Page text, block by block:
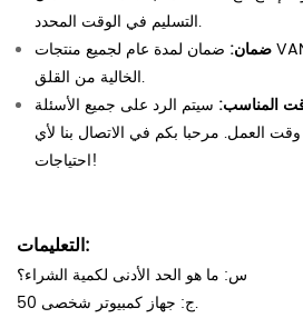
التسليم في الوقت المحدد.
ضمان: ضمان لمدة عام لجميع منتجات VANNSOO لدعم عملية الشراء
الخالية من القلق.
المناسب: سيتم الرد على جميع الأسئلة
من وقت العمل. مرحبا بكم في الاتصال بنا لأي
احتياجات!
التعليمات:
س: ما هو الحد الأدنى لكمية الشراء؟
ج: جهاز كمبيوتر شخصى 50.